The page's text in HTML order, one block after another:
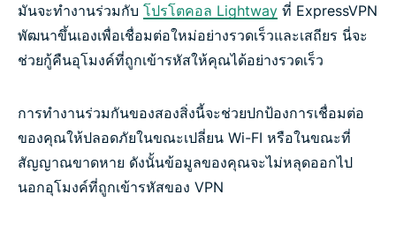
มันจะทำงานร่วมกับ โปรโตคอล Lightway ที่ ExpressVPN
พัฒนาขึ้นเองเพื่อเชื่อมต่อใหม่อย่างรวดเร็วและเสถียร นี่จะ
ช่วยกู้คืนอุโมงค์ที่ถูกเข้ารหัสให้คุณได้อย่างรวดเร็ว
การทำงานร่วมกันของสองสิ่งนี้จะช่วยปกป้องการเชื่อมต่อ
ของคุณให้ปลอดภัยในขณะเปลี่ยน Wi-FI หรือในขณะที่
สัญญาณขาดหาย ดังนั้นข้อมูลของคุณจะไม่หลุดออกไป
นอกอุโมงค์ที่ถูกเข้ารหัสของ VPN